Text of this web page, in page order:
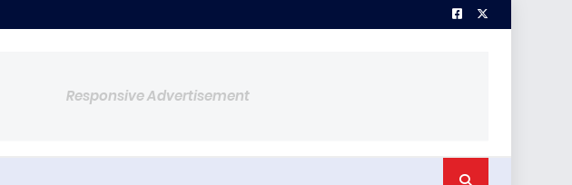
Responsive Advertisement